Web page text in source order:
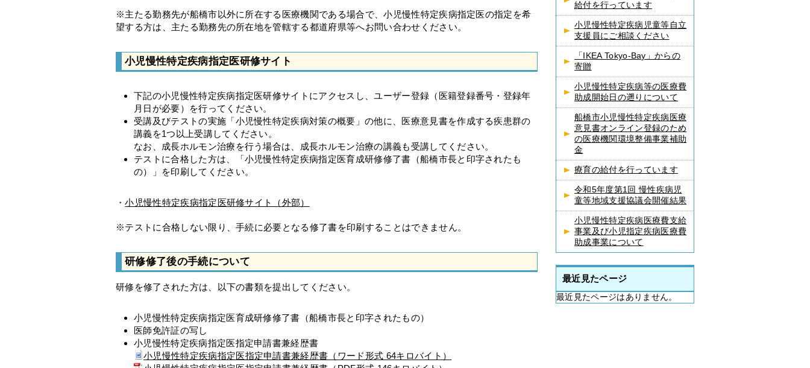
※主たる勤務先が船橋市以外に所在する医療機関である場合で、小児慢性特定疾病指定医の指定を希
望する方は、主たる勤務先の所在地を管轄する都道府県等へお問い合わせください。
小児慢性特定疾病指定医研修サイト
下記の小児慢性特定疾病指定医研修サイトにアクセスし、ユーザー登録（医籍登録番号・登録年
月日が必要）を行ってください。
受講及びテストの実施「小児慢性特定疾病対策の概要」の他に、医療意見書を作成する疾患群の
講義を1つ以上受講してください。
なお、成長ホルモン治療を行う場合は、成長ホルモン治療の講義も受講してください。
テストに合格した方は、「小児慢性特定疾病指定医育成研修修了書（船橋市長と印字されたも
の）」を印刷してください。
・小児慢性特定疾病指定医研修サイト（外部）
※テストに合格しない限り、手続に必要となる修了書を印刷することはできません。
研修修了後の手続について
研修を修了された方は、以下の書類を提出してください。
小児慢性特定疾病指定医育成研修修了書（船橋市長と印字されたもの）
医師免許証の写し
小児慢性特定疾病指定医指定申請書兼経歴書
小児慢性特定疾病指定医指定申請書兼経歴書（ワード形式 64キロバイト）
給付を行っています
小児慢性特定疾病児童等自立
支援員にご相談ください
「IKEA Tokyo-Bay」からの
寄贈
小児慢性特定疾病等の医療費
助成開始日の遡りについて
船橋市小児慢性特定疾病医療
意見書オンライン登録のため
の医療機関環境整備事業補助
金
療育の給付を行っています
令和5年度第1回 慢性疾病児
童等地域支援協議会開催結果
小児慢性特定疾病医療費支給
事業及び小児指定疾病医療費
助成事業について
最近見たページ
最近見たページはありません。